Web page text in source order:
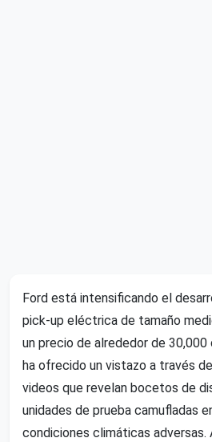
Ford está intensificando el
pick-up eléctrica de tamaño
un precio de alrededor de 30,000
ha ofrecido un vistazo a través
videos que revelan bocetos de
unidades de prueba camufladas
condiciones climáticas adversas.